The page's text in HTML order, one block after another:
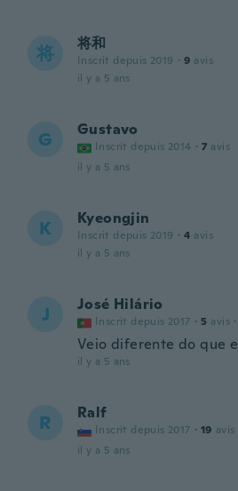
将 将和
Inscrit depuis 2019 · 9 avis
il y a 5 ans
G Gustavo
Inscrit depuis 2014 · 7 avis
il y a 5 ans
K Kyeongjin
Inscrit depuis 2019 · 4 avis
il y a 5 ans
J José Hilário
Inscrit depuis 2017 · 5 avis ·
Veio diferente do que
il y a 5 ans
R Ralf
Inscrit depuis 2017 · 19 avis
il y a 5 ans